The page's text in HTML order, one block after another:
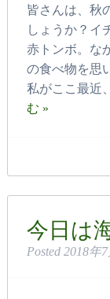
皆さんは、秋
しょうか？イ
赤トンボ。な
の食べ物を思
私がここ最近
む »
今日は
Posted 2018年